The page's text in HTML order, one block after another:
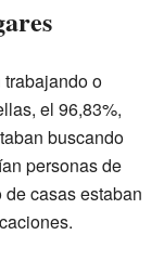
o
el 96,83%,
buscando
personas de
casas estaban